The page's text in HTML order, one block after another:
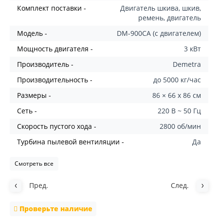
Комплект поставки -
Двигатель шкива, шкив,
ремень, двигатель
Модель -
DM-900CA (с двигателем)
Мощность двигателя -
3 кВт
Производитель -
Demetra
Производительность -
до 5000 кг/час
Размеры -
86 × 66 х 86 см
Сеть -
220 В ~ 50 Гц
Скорость пустого хода -
2800 об/мин
Турбина пылевой вентиляции -
Да
Смотреть все
Пред. След.
Проверьте наличие